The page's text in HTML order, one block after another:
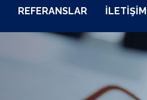
REFERANSLAR İLETIŞIM